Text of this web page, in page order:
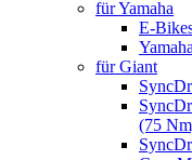
für Yamaha
E-
für Giant
(75